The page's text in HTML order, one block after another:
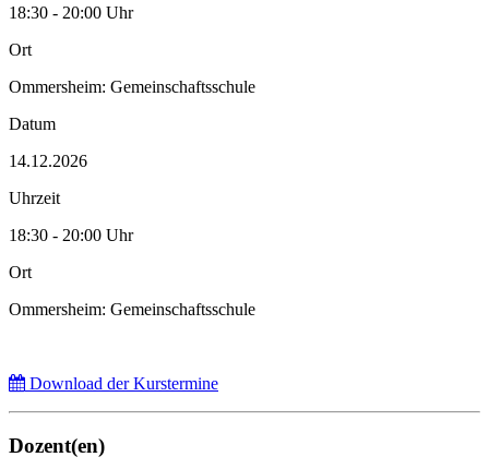
18:30 - 20:00 Uhr
Ort
Ommersheim: Gemeinschaftsschule
Datum
14.12.2026
Uhrzeit
18:30 - 20:00 Uhr
Ort
Ommersheim: Gemeinschaftsschule
Download der Kurstermine
Dozent(en)